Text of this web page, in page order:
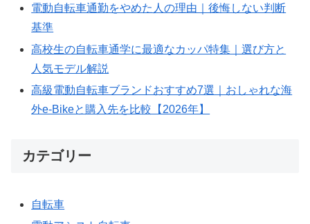
電動自転車通勤をやめた人の理由｜後悔しない判断
基準
高校生の自転車通学に最適なカッパ特集｜選び方と
人気モデル解説
高級電動自転車ブランドおすすめ7選｜おしゃれな海
外e-Bikeと購入先を比較【2026年】
カテゴリー
自転車